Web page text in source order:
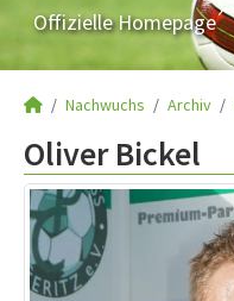
Offizielle Homepage
Nachwuchs Archiv
Oliver Bickel